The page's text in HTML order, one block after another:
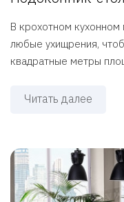
В крохотном
любые ухищрения,
квадратные метры
Читать далее